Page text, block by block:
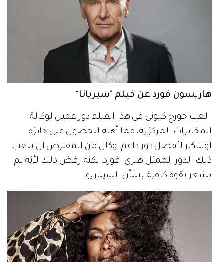
هاريسون فورد عن فيلم "سيريانا"
لعب جورج كلوني في هذا الفيلم دور عميل لوكالة
المخابرات المركزية، مما أهله للحصول على جائزة
أوسكار لأفضل دور داعم، وكان من المفترض أن يلعب
ذلك الدور الممثل هنري فورد، لكنه رفض ذلك لأنه لم
يشعر بقوة كافية بشأن السيناريو.